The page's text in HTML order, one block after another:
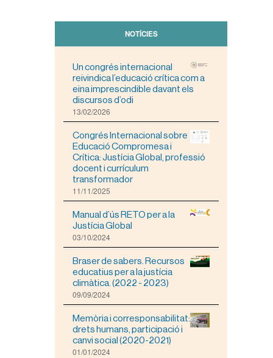
NOTÍCIES
Un congrés internacional
reivindica l’educació crítica com a
eina imprescindible davant els
discursos d’odi
13/02/2026
Congrés Internacional sobre
Educació Compromesa i
Crítica: Justícia Global, professió
docent i currículum
transformador
11/11/2025
Manual d’ús RETO per a la
Justícia Global
03/10/2024
Braser de sabers. Recursos
educatius per a la justícia
climàtica. (2022 - 2023)
09/09/2024
Memòria i corresponsabilitat:
drets humans, participació i
canvi social (2020-2021)
01/01/2024